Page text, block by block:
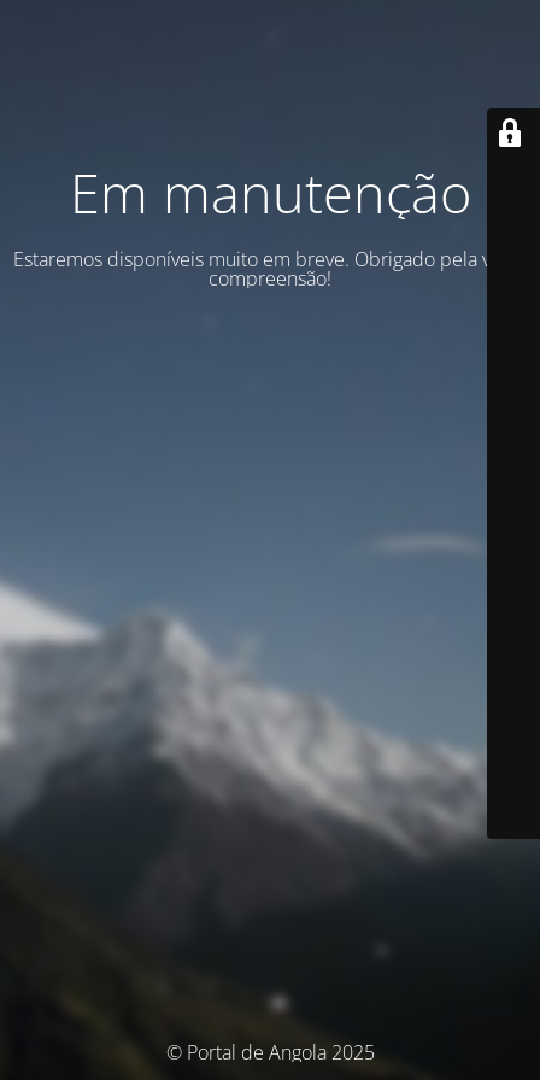
Em manutenção
Estaremos disponíveis muito em breve. Obrigado pela vossa
compreensão!
© Portal de Angola 2025